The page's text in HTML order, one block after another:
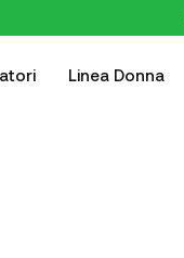
Linea Donna